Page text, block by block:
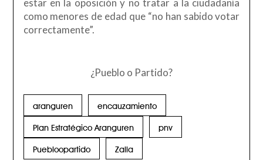
estar en la oposición y no tratar a la ciudadanía
como menores de edad que “no han sabido votar
correctamente”.
¿Pueblo o Partido?
aranguren encauzamiento
Plan Estratégico Aranguren pnv
Puebloopartido Zalla